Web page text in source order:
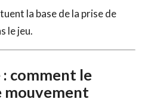
la base de la prise de
le jeu.
comment le
mouvement